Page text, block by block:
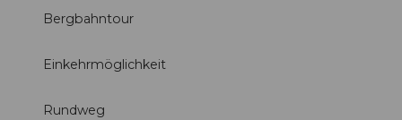
Bergbahntour
Einkehrmöglichkeit
Rundweg